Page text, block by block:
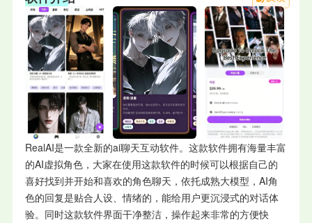
RealAI是一款全新的ai聊天互动软件。这款软件拥有海量丰富
的AI虚拟角色，大家在使用这款软件的时候可以根据自己的
喜好找到并开始和喜欢的角色聊天，依托成熟大模型，AI角
色的回复是贴合人设、情绪的，能给用户更沉浸式的对话体
验。同时这款软件界面干净整洁，操作起来非常的方便快